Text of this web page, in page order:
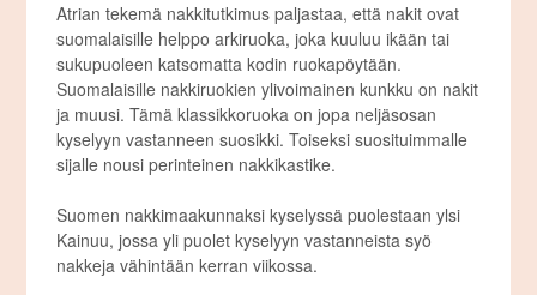
Atrian tekemä nakkitutkimus paljastaa, että nakit ovat
suomalaisille helppo arkiruoka, joka kuuluu ikään tai
sukupuoleen katsomatta kodin ruokapöytään.
Suomalaisille nakkiruokien ylivoimainen kunkku on nakit
ja muusi. Tämä klassikkoruoka on jopa neljäsosan
kyselyyn vastanneen suosikki. Toiseksi suosituimmalle
sijalle nousi perinteinen nakkikastike.
Suomen nakkimaakunnaksi kyselyssä puolestaan ylsi
Kainuu, jossa yli puolet kyselyyn vastanneista syö
nakkeja vähintään kerran viikossa.